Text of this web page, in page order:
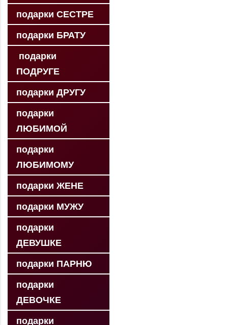
подарки СЕСТРЕ
подарки БРАТУ
подарки
ПОДРУГЕ
подарки ДРУГУ
подарки
ЛЮБИМОЙ
подарки
ЛЮБИМОМУ
подарки ЖЕНЕ
подарки МУЖУ
подарки
ДЕВУШКЕ
подарки ПАРНЮ
подарки
ДЕВОЧКЕ
подарки